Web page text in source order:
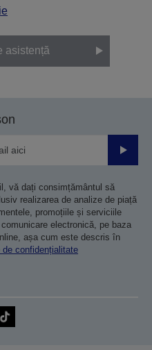
asistență
vă dați consimțământul să
realizarea de analize de piață
promoțiile și serviciile
electronică, pe baza
așa cum este descris în
confidențialitate